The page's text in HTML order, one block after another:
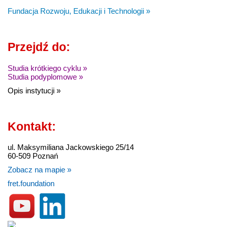
Fundacja Rozwoju, Edukacji i Technologii »
Przejdź do:
Studia krótkiego cyklu »
Studia podyplomowe »
Opis instytucji »
Kontakt:
ul. Maksymiliana Jackowskiego 25/14
60-509 Poznań
Zobacz na mapie »
fret.foundation